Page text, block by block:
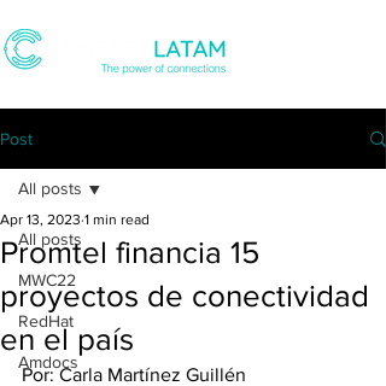
Post
All posts
MWC22
RedHat
Amdocs
All posts
Promtel financia 15
proyectos de conectividad
en el país
Apr 13, 2023 1 min read
Por: Carla Martínez Guillén